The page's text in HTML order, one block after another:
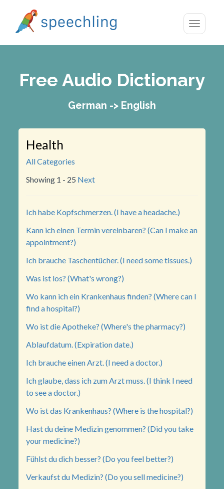
Toggle
Free Audio Dictionary
German -> English
Health
All Categories
Showing 1 - 25 Next
Ich habe Kopfschmerzen. (I have a headache.)
Kann ich einen Termin vereinbaren? (Can I make an
appointment?)
Ich brauche Taschentücher. (I need some tissues.)
Was ist los? (What's wrong?)
Wo kann ich ein Krankenhaus finden? (Where can I
find a hospital?)
Wo ist die Apotheke? (Where's the pharmacy?)
Ablaufdatum. (Expiration date.)
Ich brauche einen Arzt. (I need a doctor.)
Ich glaube, dass ich zum Arzt muss. (I think I need
to see a doctor.)
Wo ist das Krankenhaus? (Where is the hospital?)
Hast du deine Medizin genommen? (Did you take
your medicine?)
Fühlst du dich besser? (Do you feel better?)
Verkaufst du Medizin? (Do you sell medicine?)